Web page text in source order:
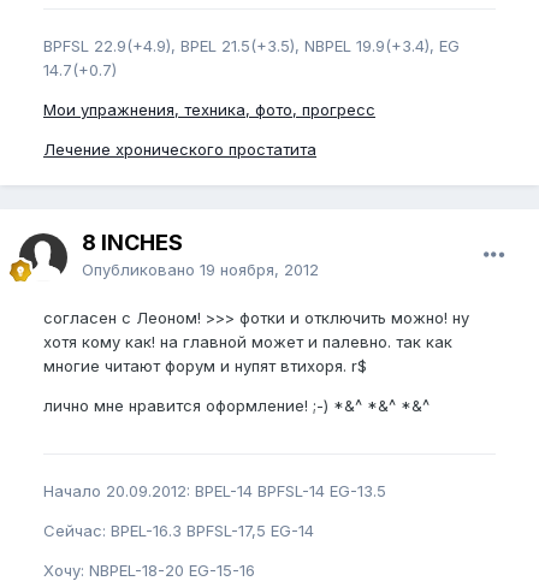
BPFSL 22.9(+4.9), BPEL 21.5(+3.5), NBPEL 19.9(+3.4), EG
14.7(+0.7)
Мои упражнения, техника, фото, прогресс
Лечение хронического простатита
8 INCHES
Опубликовано 19 ноября, 2012
согласен с Леоном! >>> фотки и отключить можно! ну
хотя кому как! на главной может и палевно. так как
многие читают форум и нупят втихоря. r$
лично мне нравится оформление! ;-) *&^ *&^ *&^
Начало 20.09.2012: BPEL-14 BPFSL-14 EG-13.5
Сейчас: BPEL-16.3 BPFSL-17,5 EG-14
Хочу: NBPEL-18-20 EG-15-16